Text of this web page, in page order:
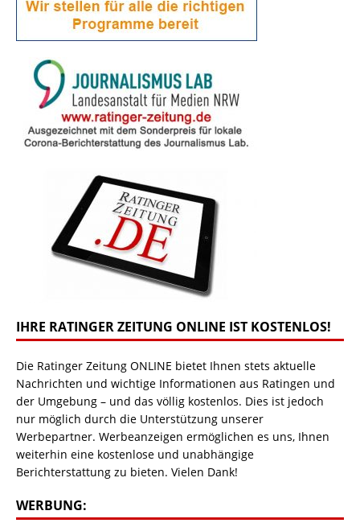
IHRE RATINGER ZEITUNG ONLINE IST KOSTENLOS!
Die Ratinger Zeitung ONLINE bietet Ihnen stets aktuelle
Nachrichten und wichtige Informationen aus Ratingen und
der Umgebung – und das völlig kostenlos. Dies ist jedoch
nur möglich durch die Unterstützung unserer
Werbepartner. Werbeanzeigen ermöglichen es uns, Ihnen
weiterhin eine kostenlose und unabhängige
Berichterstattung zu bieten. Vielen Dank!
WERBUNG: